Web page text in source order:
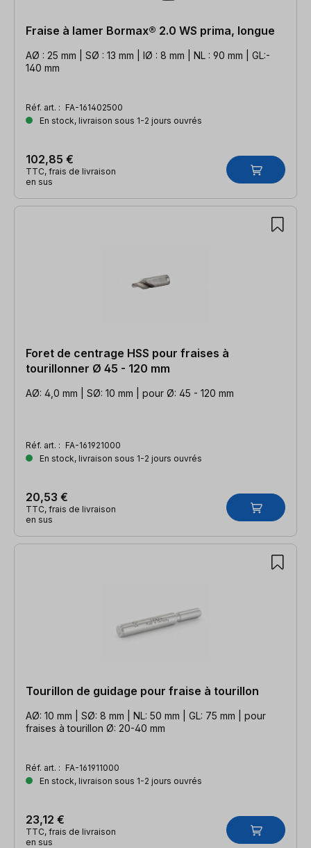
Fraise à lamer Bormax® 2.0 WS prima, longue
AØ : 25 mm | SØ : 13 mm | IØ : 8 mm | NL : 90 mm | GL:-
140 mm
Réf. art. : FA-161402500
En stock, livraison sous 1-2 jours ouvrés
102,85 €
TTC, frais de livraison
en sus
Foret de centrage HSS pour fraises à
tourillonner Ø 45 - 120 mm
AØ: 4,0 mm | SØ: 10 mm | pour Ø: 45 - 120 mm
Réf. art. : FA-161921000
En stock, livraison sous 1-2 jours ouvrés
20,53 €
TTC, frais de livraison
en sus
Tourillon de guidage pour fraise à tourillon
AØ: 10 mm | SØ: 8 mm | NL: 50 mm | GL: 75 mm | pour
fraises à tourillon Ø: 20-40 mm
Réf. art. : FA-161911000
En stock, livraison sous 1-2 jours ouvrés
23,12 €
TTC, frais de livraison
en sus